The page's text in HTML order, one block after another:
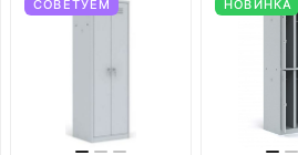
СОВЕТУЕМ НОВИНКА